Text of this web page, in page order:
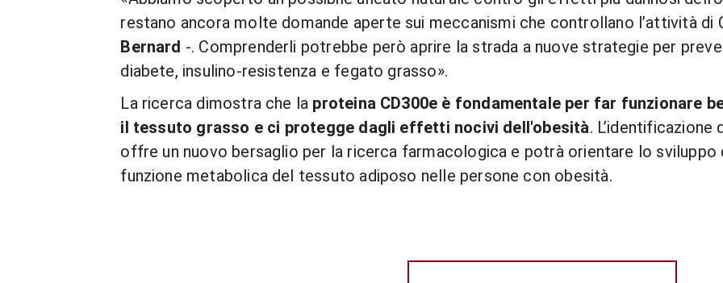
restano ancora molte domande aperte sui meccanismi che controllano l’attività di
Bernard -. Comprenderli potrebbe però aprire la strada a nuove strategie per
diabete, insulino-resistenza e fegato grasso».
La ricerca dimostra che la proteina CD300e è fondamentale per far funzionare
il tessuto grasso e ci protegge dagli effetti nocivi dell'obesità.
offre un nuovo bersaglio per la ricerca farmacologica e potrà orientare lo
funzione metabolica del tessuto adiposo nelle persone con obesità.